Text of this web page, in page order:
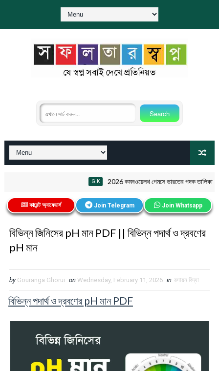
2026 কমনওয়েলথ গেমসে ভারতের পদক তালিকা PDF
কারেন্ট অ্যাফেয়ার্স Join Telegram Join Whatsapp
বিভিন্ন জিনিসের pH মান PDF || বিভিন্ন পদার্থ ও দ্রবণের
pH মান
by Gouranga Ghorui on Wednesday, February 11, 2026 in রসায়ন বিদ্যা
বিভিন্ন পদার্থ ও দ্রবণের pH মান PDF